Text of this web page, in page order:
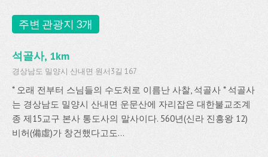
주변 관광지 3개
석골사, 1km
경상남도 밀양시 산내면 원서3길 167
* 오래 전부터 스님들의 수도처로 이름난 사찰, 석골사 * 석골사
는 경상남도 밀양시 산내면 운문산에 자리잡은 대한불교조계
종 제15교구 본사 통도사의 말사이다. 560년(신라 진흥왕 12)
비허(備虛)가 창건했다고도...